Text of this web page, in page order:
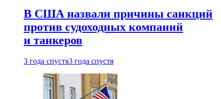
В США назвали причины санкций
против судоходных компаний
и танкеров
3 года спустя3 года спустя